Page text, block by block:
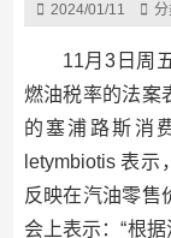
2024/01/11 分
11月3日周
燃油税率的法案
的塞浦路斯消
letymbiotis 表
反映在汽油零售
会上表示：“根